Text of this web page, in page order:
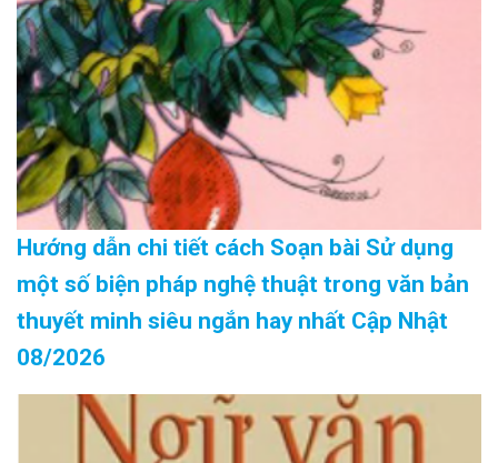
Hướng dẫn chi tiết cách Soạn bài Sử dụng
một số biện pháp nghệ thuật trong văn bản
thuyết minh siêu ngắn hay nhất Cập Nhật
08/2026